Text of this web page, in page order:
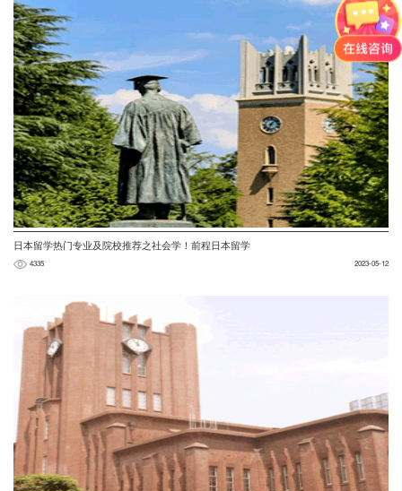
日本留学热门专业及院校推荐之社会学！前程日本留学
4335 2023-05-12